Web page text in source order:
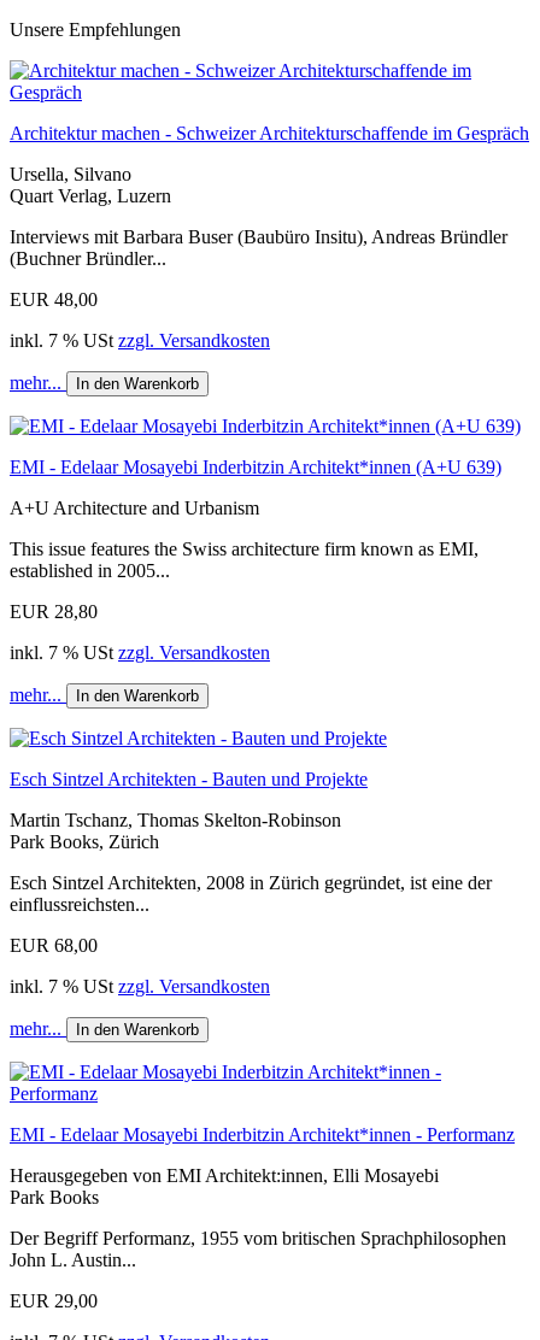
Unsere Empfehlungen
Architektur machen - Schweizer Architekturschaffende im Gespräch
Ursella, Silvano
Quart Verlag, Luzern
Interviews mit Barbara Buser (Baubüro Insitu), Andreas Bründler
(Buchner Bründler...
EUR 48,00
inkl. 7 % USt zzgl. Versandkosten
mehr... In den Warenkorb
EMI - Edelaar Mosayebi Inderbitzin Architekt*innen (A+U 639)
A+U Architecture and Urbanism
This issue features the Swiss architecture firm known as EMI,
established in 2005...
EUR 28,80
inkl. 7 % USt zzgl. Versandkosten
mehr... In den Warenkorb
Esch Sintzel Architekten - Bauten und Projekte
Martin Tschanz, Thomas Skelton-Robinson
Park Books, Zürich
Esch Sintzel Architekten, 2008 in Zürich gegründet, ist eine der
einflussreichsten...
EUR 68,00
inkl. 7 % USt zzgl. Versandkosten
mehr... In den Warenkorb
EMI - Edelaar Mosayebi Inderbitzin Architekt*innen - Performanz
Herausgegeben von EMI Architekt:innen, Elli Mosayebi
Park Books
Der Begriff Performanz, 1955 vom britischen Sprachphilosophen
John L. Austin...
EUR 29,00